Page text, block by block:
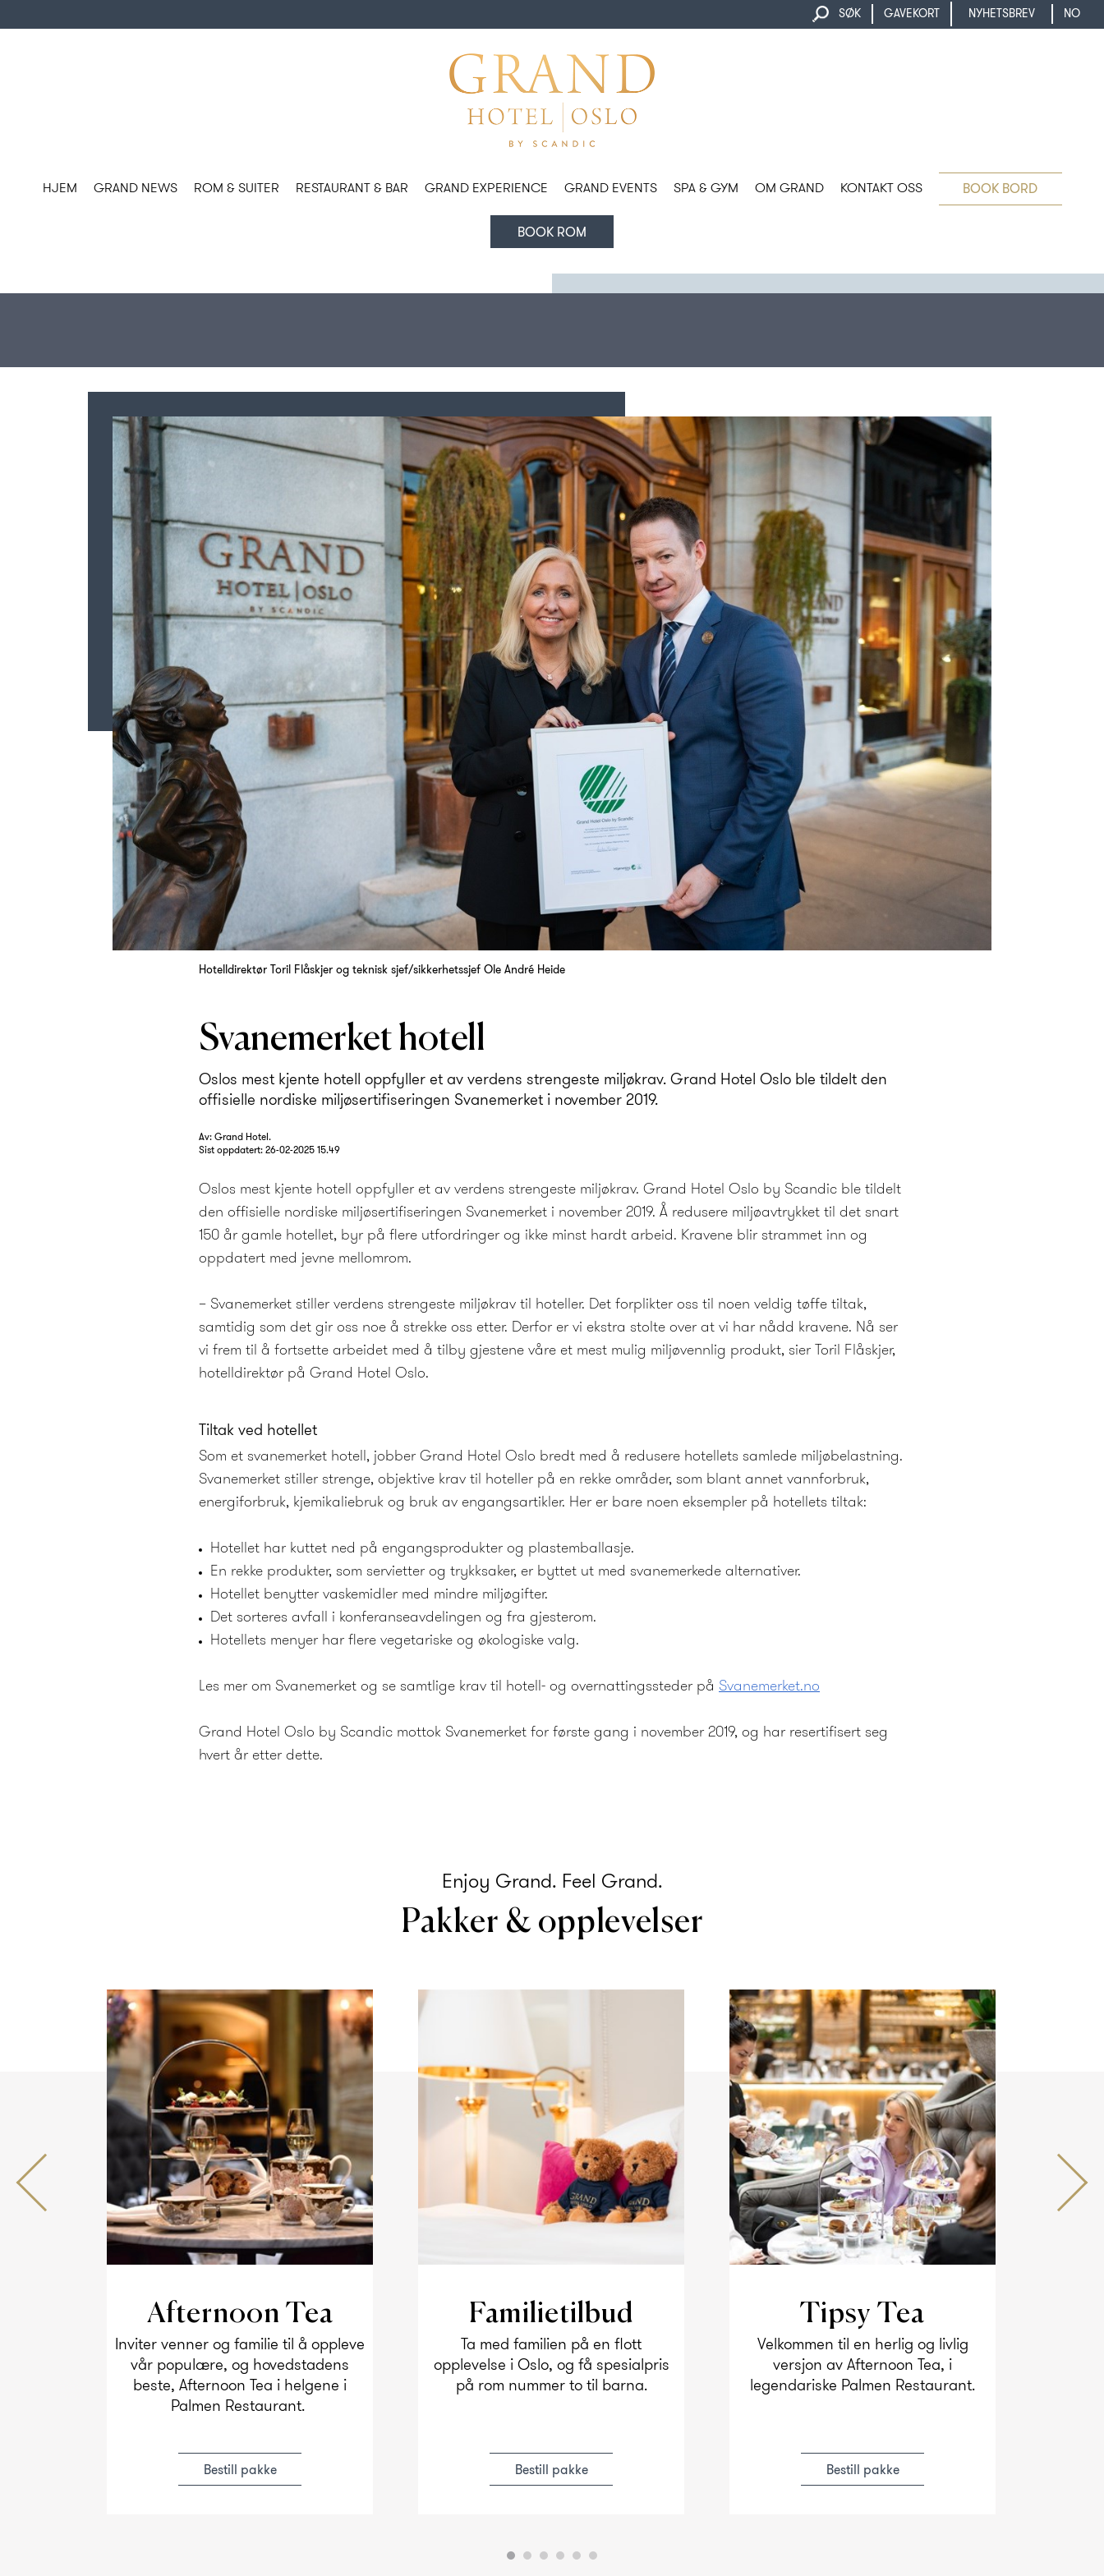
SØK GAVEKORT NYHETSBREV NO
HJEM GRAND NEWS ROM & SUITER RESTAURANT & BAR GRAND EXPERIENCE GRAND EVENTS SPA & GYM OM GRAND KONTAKT OSS BOOK BORD
BOOK ROM
Hotelldirektør Toril Flåskjer og teknisk sjef/sikkerhetssjef Ole André Heide
Svanemerket hotell
Oslos mest kjente hotell oppfyller et av verdens strengeste miljøkrav. Grand Hotel Oslo ble tildelt den
offisielle nordiske miljøsertifiseringen Svanemerket i november 2019.
Av: Grand Hotel.
Sist oppdatert:26-02-2025 15.49
Oslos mest kjente hotell oppfyller et av verdens strengeste miljøkrav. Grand Hotel Oslo by Scandic ble tildelt
den offisielle nordiske miljøsertifiseringen Svanemerket i november 2019. Å redusere miljøavtrykket til det snart
150 år gamle hotellet, byr på flere utfordringer og ikke minst hardt arbeid. Kravene blir strammet inn og
oppdatert med jevne mellomrom.
– Svanemerket stiller verdens strengeste miljøkrav til hoteller. Det forplikter oss til noen veldig tøffe tiltak,
samtidig som det gir oss noe å strekke oss etter. Derfor er vi ekstra stolte over at vi har nådd kravene. Nå ser
vi frem til å fortsette arbeidet med å tilby gjestene våre et mest mulig miljøvennlig produkt, sier Toril Flåskjer,
hotelldirektør på Grand Hotel Oslo.
Tiltak ved hotellet
Som et svanemerket hotell, jobber Grand Hotel Oslo bredt med å redusere hotellets samlede miljøbelastning.
Svanemerket stiller strenge, objektive krav til hoteller på en rekke områder, som blant annet vannforbruk,
energiforbruk, kjemikaliebruk og bruk av engangsartikler. Her er bare noen eksempler på hotellets tiltak:
Hotellet har kuttet ned på engangsprodukter og plastemballasje.
En rekke produkter, som servietter og trykksaker, er byttet ut med svanemerkede alternativer.
Hotellet benytter vaskemidler med mindre miljøgifter.
Det sorteres avfall i konferanseavdelingen og fra gjesterom.
Hotellets menyer har flere vegetariske og økologiske valg.
Les mer om Svanemerket og se samtlige krav til hotell- og overnattingssteder på Svanemerket.no
Grand Hotel Oslo by Scandic mottok Svanemerket for første gang i november 2019, og har resertifisert seg
hvert år etter dette.
Enjoy Grand. Feel Grand.
Pakker & opplevelser
Afternoon Tea
Inviter venner og familie til å oppleve
vår populære, og hovedstadens
beste, Afternoon Tea i helgene i
Palmen Restaurant.
Bestill pakke
Familietilbud
Ta med familien på en flott
opplevelse i Oslo, og få spesialpris
på rom nummer to til barna.
Bestill pakke
Tipsy Tea
Velkommen til en herlig og livlig
versjon av Afternoon Tea, i
legendariske Palmen Restaurant.
Bestill pakke